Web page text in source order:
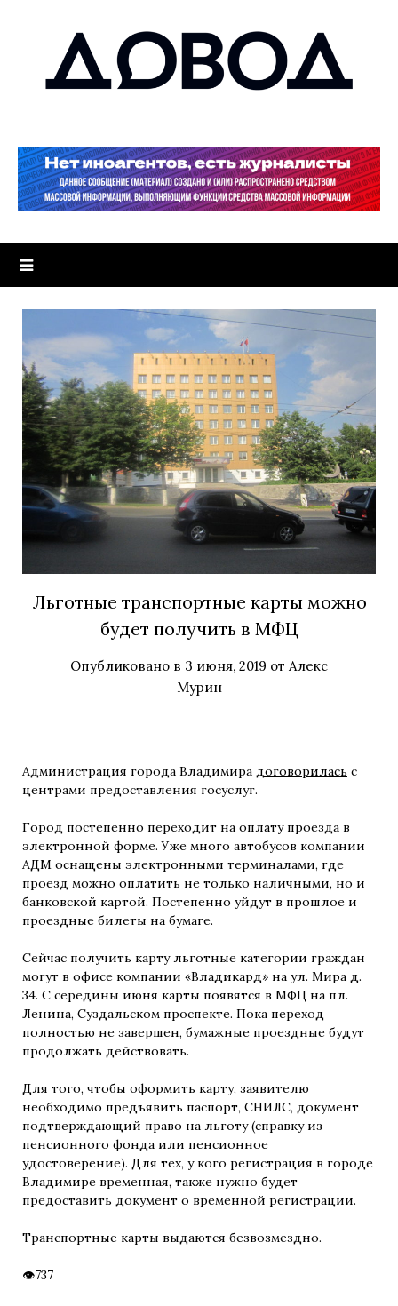
Льготные транспортные карты можно
будет получить в МФЦ
Опубликовано в 3 июня, 2019 от Алекс
Мурин
Администрация города Владимира договорилась с
центрами предоставления госуслуг.
Город постепенно переходит на оплату проезда в
электронной форме. Уже много автобусов компании
АДМ оснащены электронными терминалами, где
проезд можно оплатить не только наличными, но и
банковской картой. Постепенно уйдут в прошлое и
проездные билеты на бумаге.
Сейчас получить карту льготные категории граждан
могут в офисе компании «Владикард» на ул. Мира д.
34. С середины июня карты появятся в МФЦ на пл.
Ленина, Суздальском проспекте. Пока переход
полностью не завершен, бумажные проездные будут
продолжать действовать.
Для того, чтобы оформить карту, заявителю
необходимо предъявить паспорт, СНИЛС, документ
подтверждающий право на льготу (справку из
пенсионного фонда или пенсионное
удостоверение). Для тех, у кого регистрация в городе
Владимире временная, также нужно будет
предоставить документ о временной регистрации.
Транспортные карты выдаются безвозмездно.
737